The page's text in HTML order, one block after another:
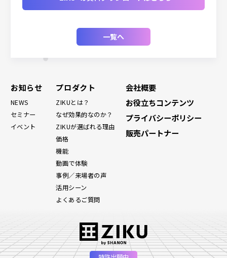
一覧へ
お知らせ
NEWS
セミナー
イベント
プロダクト
ZIKUとは？
なぜ効果的なのか？
ZIKUが選ばれる理由
価格
機能
動画で体験
事例／来場者の声
活用シーン
よくあるご質問
会社概要
お役立ちコンテンツ
プライバシーポリシー
販売パートナー